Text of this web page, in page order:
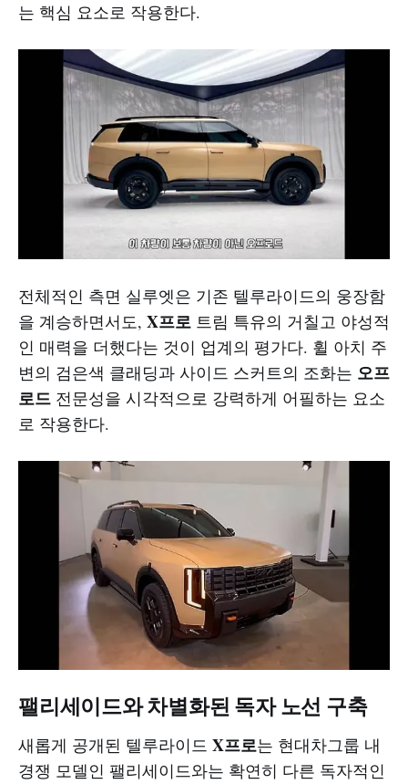
는 핵심 요소로 작용한다.
전체적인 측면 실루엣은 기존 텔루라이드의 웅장함
을 계승하면서도, X프로 트림 특유의 거칠고 야성적
인 매력을 더했다는 것이 업계의 평가다. 휠 아치 주
변의 검은색 클래딩과 사이드 스커트의 조화는 오프
로드 전문성을 시각적으로 강력하게 어필하는 요소
로 작용한다.
팰리세이드와 차별화된 독자 노선 구축
새롭게 공개된 텔루라이드 X프로는 현대차그룹 내
경쟁 모델인 팰리세이드와는 확연히 다른 독자적인